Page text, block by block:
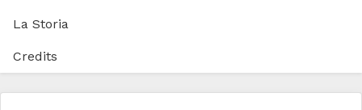
La Storia
Credits